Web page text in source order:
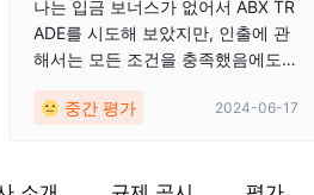
나는 입금 보너스가 없어서 ABX TR
ADE를 시도해 보았지만, 인출에 관
해서는 모든 조건을 충족했음에도
폼 자체는 사용자 친화적이고 스프
중간 평가 2024-06-17